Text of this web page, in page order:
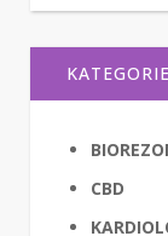
KATEGORIE
CBD